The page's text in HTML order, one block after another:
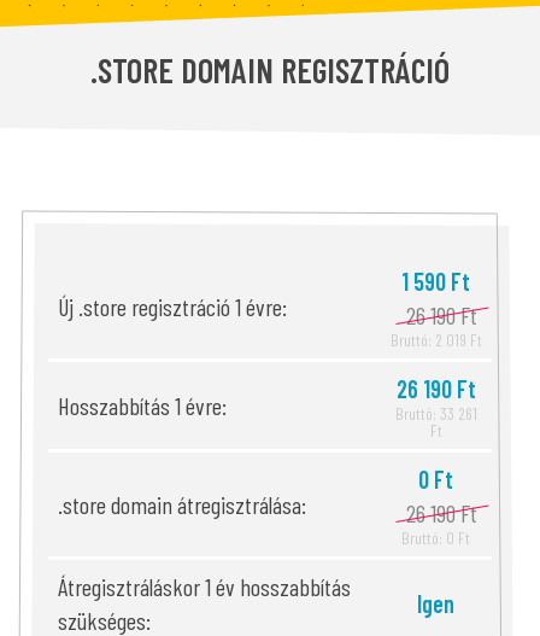
.site domain990 Ft/1. év .fun domain1 090 Ft/1. év
Új honlap2 990 Ft/hó
.STORE DOMAIN REGISZTRÁCIÓ
Új .store regisztráció 1 évre:
1 590 Ft
26 190 Ft
Bruttó: 2 019 Ft
Hosszabbítás 1 évre:
26 190 Ft
Bruttó: 33 261
Ft
.store domain átregisztrálása:
0 Ft
26 190 Ft
Bruttó: 0 Ft
Átregisztráláskor 1 év hosszabbítás
szükséges:
Igen